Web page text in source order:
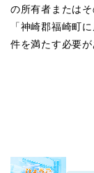
の所有者または
「神崎郡福崎町
件を満たす必要が